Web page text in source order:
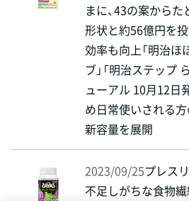
まに、43の案から
形状と約56億円を
効率も向上「明治
ブ」「明治ステップ
ューアル 10月12日
め日常使いされる
新容量を展開
2023/09/25プレス
不足しがちな食物